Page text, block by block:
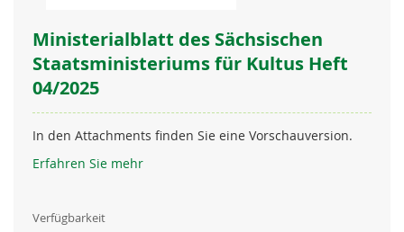
Ministerialblatt des Sächsischen
Staatsministeriums für Kultus Heft
04/2025
In den Attachments finden Sie eine Vorschauversion.
Erfahren Sie mehr
Verfügbarkeit